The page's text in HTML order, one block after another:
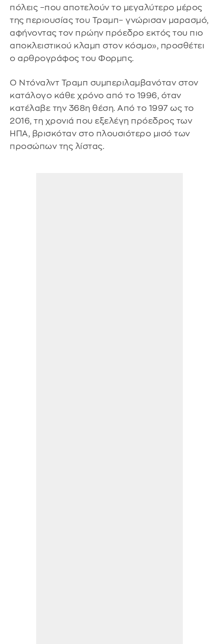
πόλεις –που αποτελούν το μεγαλύτερο μέρος
της περιουσίας του Τραμπ– γνώρισαν μαρασμό,
αφήνοντας τον πρώην πρόεδρο εκτός του πιο
αποκλειστικού κλαμπ στον κόσμο», προσθέτει
ο αρθρογράφος του Φορμπς.
Ο Ντόναλντ Τραμπ συμπεριλαμβανόταν στον
κατάλογο κάθε χρόνο από το 1996, όταν
κατέλαβε την 368η θέση. Από το 1997 ως το
2016, τη χρονιά που εξελέγη πρόεδρος των
ΗΠΑ, βρισκόταν στο πλουσιότερο μισό των
προσώπων της λίστας.